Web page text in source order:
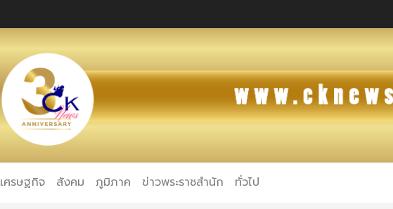
เศรษฐกิจ สังคม ภูมิภาค ข่าวพระราชสำนัก ทั่วไป